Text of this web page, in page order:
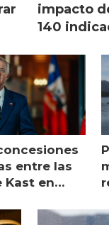
impacto
140
entre las
Kast en